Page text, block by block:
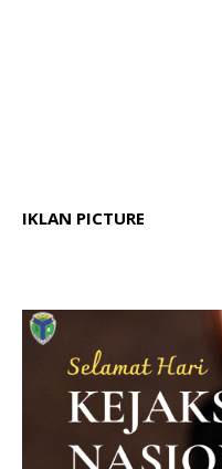
IKLAN PICTURE